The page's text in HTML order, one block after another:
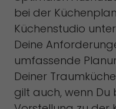
bei der
Küchenstudio
Deine
umfassende
Deiner
gilt auch, wenn